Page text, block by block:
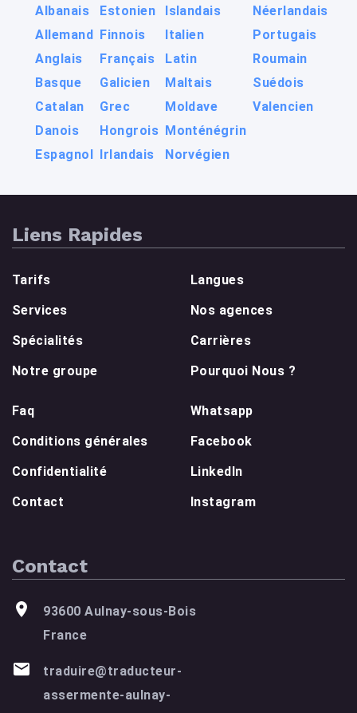
Albanais
Allemand
Anglais
Basque
Catalan
Danois
Espagnol
Estonien
Finnois
Français
Galicien
Grec
Hongrois
Irlandais
Islandais
Italien
Latin
Maltais
Moldave
Monténégrin
Norvégien
Néerlandais
Portugais
Roumain
Suédois
Valencien
Liens Rapides
Tarifs
Services
Spécialités
Notre groupe
Langues
Nos agences
Carrières
Pourquoi Nous ?
Faq
Conditions générales
Confidentialité
Contact
Whatsapp
Facebook
LinkedIn
Instagram
Contact
93600 Aulnay-sous-Bois
France
traduire@traducteur-
assermente-aulnay-